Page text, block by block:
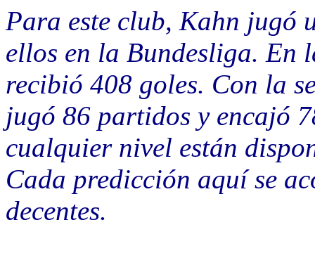
Para este club, Kahn jugó
ellos en la Bundesliga. En
recibió 408 goles. Con la
jugó 86 partidos y encajó
cualquier nivel están
Cada predicción aquí se
decentes.